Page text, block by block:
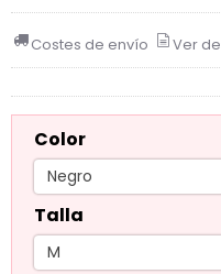
Costes de envío Ver
Color
Talla